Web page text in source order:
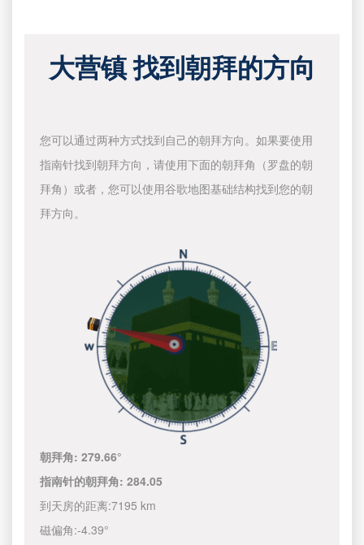
大营镇 找到朝拜的方向
您可以通过两种方式找到自己的朝拜方向。如果要使用
指南针找到朝拜方向，请使用下面的朝拜角（罗盘的朝
拜角）或者，您可以使用谷歌地图基础结构找到您的朝
拜方向。
朝拜角:279.66°
指南针的朝拜角:284.05
到天房的距离:7195 km
磁偏角:-4.39°